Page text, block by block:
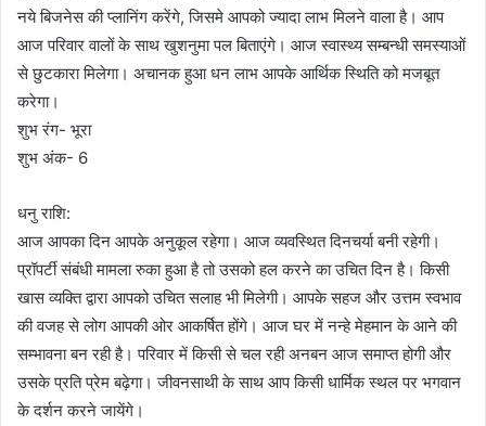
नये बिजनेस की प्लानिंग करेंगे, जिसमे आपको ज्यादा लाभ मिलने वाला है। आप
आज परिवार वालों के साथ खुशनुमा पल बिताएंगे। आज स्वास्थ्य सम्बन्धी समस्याओं
से छुटकारा मिलेगा। अचानक हुआ धन लाभ आपके आर्थिक स्थिति को मजबूत
करेगा।
शुभ रंग- भूरा
शुभ अंक- 6
धनु राशि:
आज आपका दिन आपके अनुकूल रहेगा। आज व्यवस्थित दिनचर्या बनी रहेगी।
प्रॉपर्टी संबंधी मामला रुका हुआ है तो उसको हल करने का उचित दिन है। किसी
खास व्यक्ति द्वारा आपको उचित सलाह भी मिलेगी। आपके सहज और उत्तम स्वभाव
की वजह से लोग आपकी ओर आकर्षित होंगे। आज घर में नन्हे मेहमान के आने की
सम्भावना बन रही है। परिवार में किसी से चल रही अनबन आज समाप्त होगी और
उसके प्रति प्रेम बढ़ेगा। जीवनसाथी के साथ आप किसी धार्मिक स्थल पर भगवान
के दर्शन करने जायेंगे।